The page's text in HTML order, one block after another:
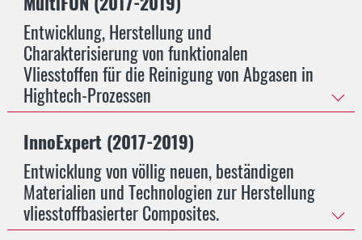
Entwicklung, Herstellung und
Charakterisierung von funktionalen
Vliesstoffen für die Reinigung von Abgasen in
Hightech-Prozessen
InnoExpert (2017-2019)
Entwicklung von völlig neuen, beständigen
Materialien und Technologien zur Herstellung
vliesstoffbasierter Composites.